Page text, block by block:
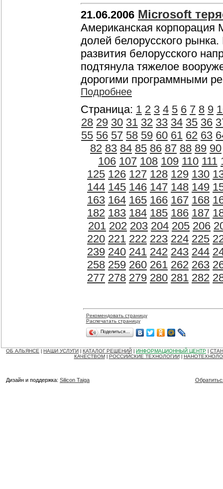
21.06.2006 Microsoft
Американская корпорация
долей белорусского
развития белорусского
подтянула тяжелое
дорогими программными
Подробнее
Страница: 1 2 3 4 5 6 7 8 9
28 29 30 31 32 33 34 35 36
55 56 57 58 59 60 61 62 63
82 83 84 85 86 87 88 89 90
106 107 108 109 110 111
125 126 127 128 129 130
144 145 146 147 148 149
163 164 165 166 167 168
182 183 184 185 186 187
201 202 203 204 205 206
220 221 222 223 224 225
239 240 241 242 243 244
258 259 260 261 262 263
277 278 279 280 281 282
Рекомендовать страницу
Распечатать страницу
Поделиться…
ОБ АЛЬЯНСЕ НАШИ УСЛУГИ КАТАЛОГ РЕШЕНИЙ ИНФОРМАЦИОННЫЙ ЦЕНТР
КАЧЕСТВОМ
РОССИЙСКИЕ ТЕХНОЛОГИИ
Дизайн и поддержка: Silicon Taiga